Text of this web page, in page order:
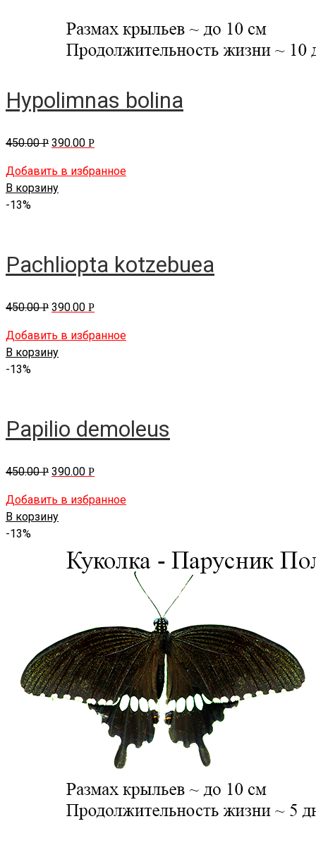
Hypolimnas bolina
450.00Р 390.00 Р
Добавить в избранное
В корзину
-13%
Pachliopta kotzebuea
450.00Р 390.00 Р
Добавить в избранное
В корзину
-13%
Papilio demoleus
450.00Р 390.00 Р
Добавить в избранное
В корзину
-13%